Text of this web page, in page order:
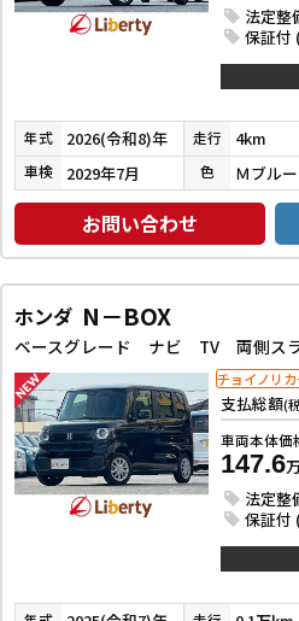
法定整
保証付
年式 2026(令和8)年 走行 4km
車検 2029年7月 色
お問い合わせ
ホンダ N－BOX
支払総額(
車両本体価
147.6
法定整
保証付
チョイノリ